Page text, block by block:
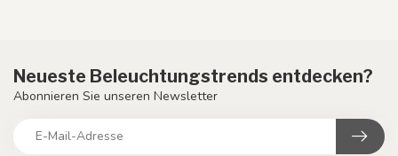
Neueste Beleuchtungstrends entdecken?
Abonnieren Sie unseren Newsletter